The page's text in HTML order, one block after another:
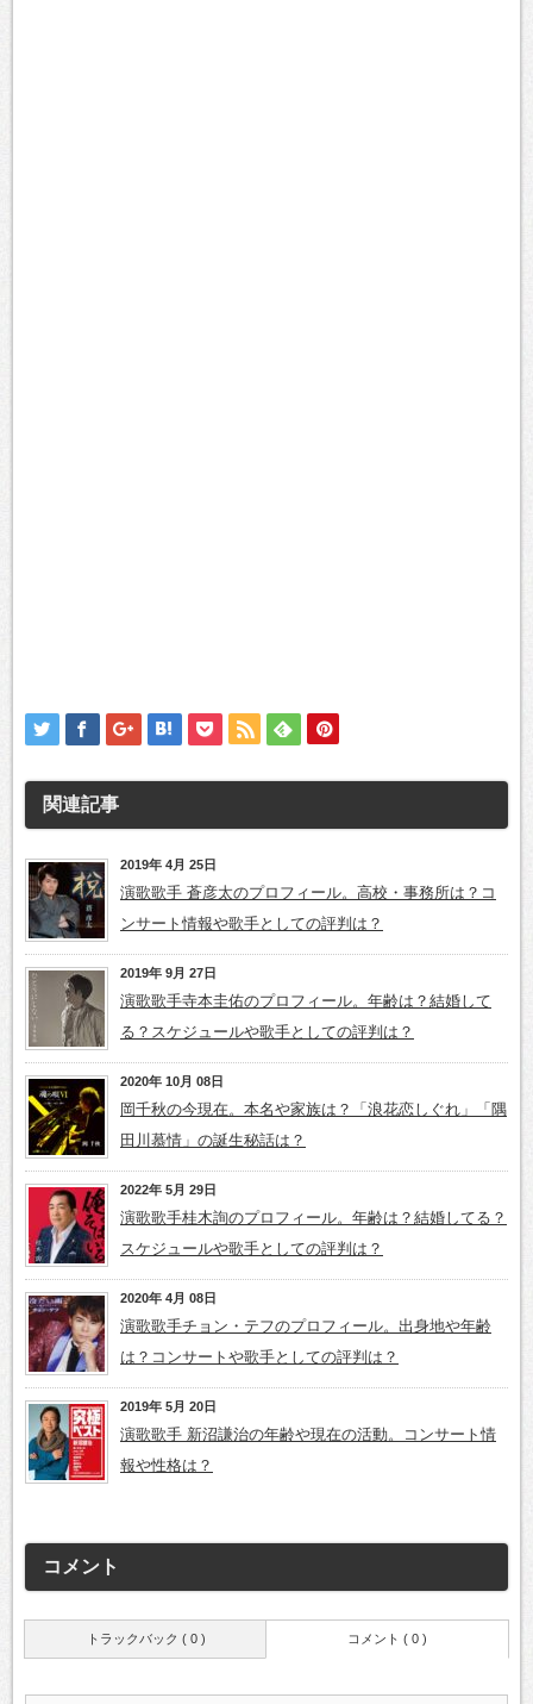
関連記事
2019年 4月 25日
演歌歌手 蒼彦太のプロフィール。高校・事務所は？コ
ンサート情報や歌手としての評判は？
2019年 9月 27日
演歌歌手寺本圭佑のプロフィール。年齢は？結婚して
る？スケジュールや歌手としての評判は？
2020年 10月 08日
岡千秋の今現在。本名や家族は？「浪花恋しぐれ」「隅
田川慕情」の誕生秘話は？
2022年 5月 29日
演歌歌手桂木詢のプロフィール。年齢は？結婚してる？
スケジュールや歌手としての評判は？
2020年 4月 08日
演歌歌手チョン・テフのプロフィール。出身地や年齢
は？コンサートや歌手としての評判は？
2019年 5月 20日
演歌歌手 新沼謙治の年齢や現在の活動。コンサート情
報や性格は？
コメント
トラックバック ( 0 ) コメント ( 0 )